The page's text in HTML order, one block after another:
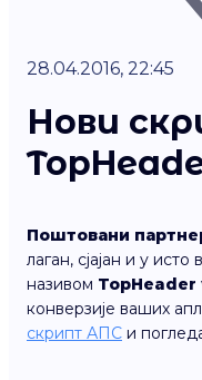
28.04.2016, 22:45
Нови
Поштовани
лаган, сјајан и у
називом TopHeader
конверзије ваших
скрипт АПС и